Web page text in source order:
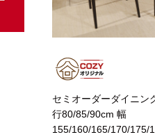
タワ
セミオーダーダイニン
行80/85/90cm 幅
155/160/165/170/